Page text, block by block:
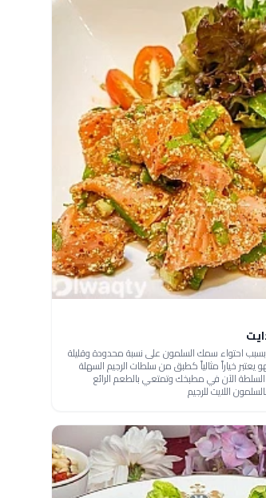
احتواء سمك السلمون على نسبة محدودة وقليلة
يعتبر خياراً مثالياً كطبق من سلطات الرجيم السهلة
السلطة الآن في مطبخك وتمتعي بالطعم الرائع
اللايت للرجيم